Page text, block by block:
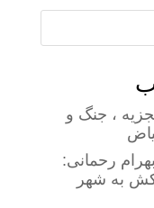
، جنگ و
رحمانی:
به شهر